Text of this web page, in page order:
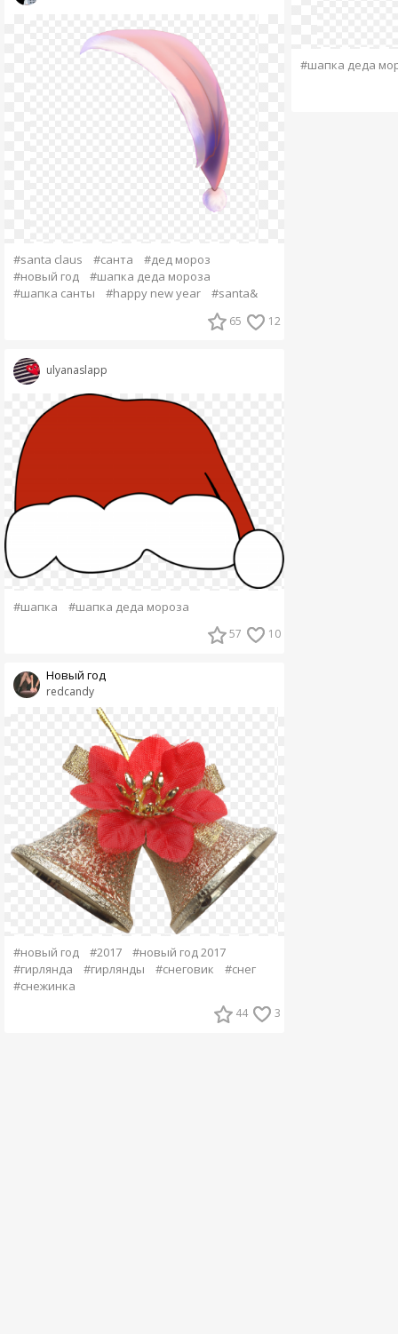
#santa claus #санта
#дед мороз
#новый год
#шапка деда мороза
#шапка санты
#happy new year #santa&
65 12
ulyanaslapp
#шапка #шапка деда мороза
57 10
redcandy
Новый год
#новый год #2017
#новый год 2017
#гирлянда
#гирлянды #снеговик
#снег
#снежинка
44 3
#шапка деда